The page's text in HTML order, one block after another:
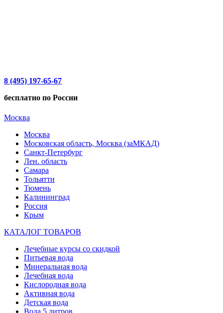
8 (495) 197-65-67
бесплатно по России
Москва
Москва
Московская область, Москва (заМКАД)
Санкт-Петербург
Лен. область
Самара
Тольятти
Тюмень
Калининград
Россия
Крым
КАТАЛОГ ТОВАРОВ
Лечебные курсы со скидкой
Питьевая вода
Минеральная вода
Лечебная вода
Кислородная вода
Активная вода
Детская вода
Вода 5 литров